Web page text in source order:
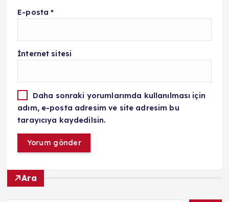
E-posta*
İnternet sitesi
Daha sonraki yorumlarımda kullanılması için
adım, e-posta adresim ve site adresim bu
tarayıcıya kaydedilsin.
Ara